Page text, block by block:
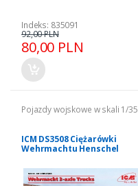
Indeks: 835091
80,00 PLN
92,00 PLN
Pojazdy wojskowe w skali 1/35
ICM DS3508 Ciężarówki
Wehrmachtu Henschel